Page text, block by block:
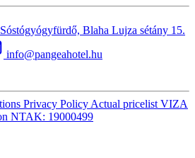
Blaha Lujza sétány 15.
info@pangeahotel.hu
Privacy Policy Actual pricelist VIZA
NTAK: 19000499